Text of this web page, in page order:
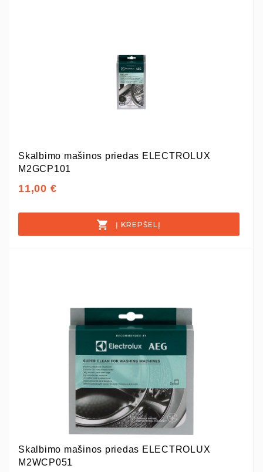
Skalbimo mašinos priedas ELECTROLUX
M2GCP101
11,00 €
Į KREPŠELĮ
Skalbimo mašinos priedas ELECTROLUX
M2WCP051